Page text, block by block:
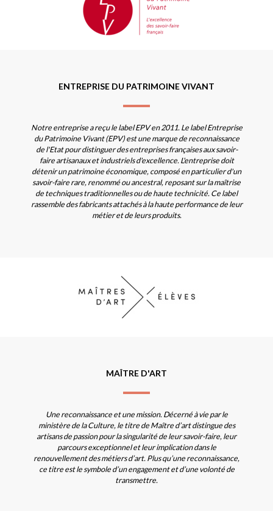
ENTREPRISE DU PATRIMOINE VIVANT
Notre entreprise a reçu le label EPV en 2011. Le label Entreprise
du Patrimoine Vivant (EPV) est une marque de reconnaissance
de l'Etat pour distinguer des entreprises françaises aux savoir-
faire artisanaux et industriels d'excellence. L'entreprise doit
détenir un patrimoine économique, composé en particulier d'un
savoir-faire rare, renommé ou ancestral, reposant sur la maîtrise
de techniques traditionnelles ou de haute technicité. Ce label
rassemble des fabricants attachés à la haute performance de leur
métier et de leurs produits.
MAÎTRE D'ART
Une reconnaissance et une mission. Décerné à vie par le
ministère de la Culture, le titre de Maître d’art distingue des
artisans de passion pour la singularité de leur savoir-faire, leur
parcours exceptionnel et leur implication dans le
renouvellement des métiers d’art. Plus qu’une reconnaissance,
ce titre est le symbole d’un engagement et d’une volonté de
transmettre.